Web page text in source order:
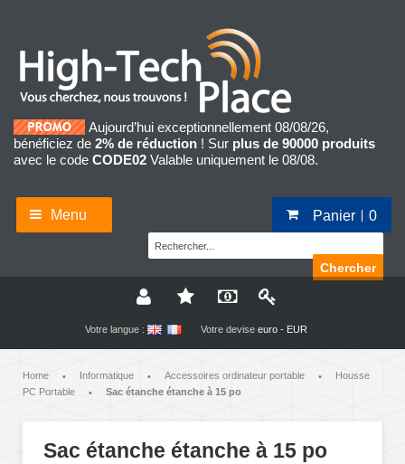
Aujourd’hui exceptionnellement 08/08/26,
bénéficiez de 2% de réduction ! Sur plus de 90000 produits
avec le code CODE02 Valable uniquement le 08/08.
Menu Panier 0
Chercher
Votre langue : Votre devise euro - EUR
Home • Informatique • Accessoires ordinateur portable •
Housse
PC Portable
• Sac étanche étanche à 15 po
Sac étanche étanche à 15 po